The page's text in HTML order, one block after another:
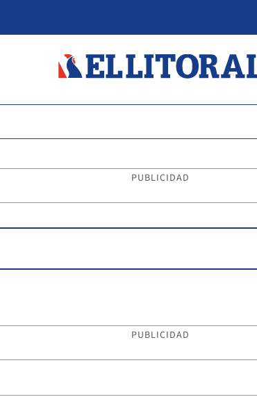
PUBLICIDAD
PUBLICIDAD